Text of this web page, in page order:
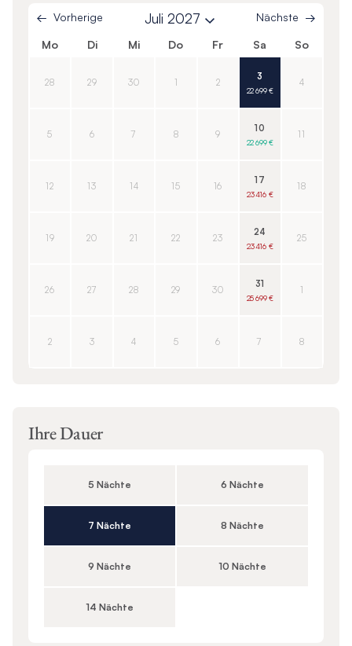
Vorherige Juli 2027 Nächste
Mo Di Mi Do Fr Sa So
28 29 30 1 2
3
22 699 €
4
5 6 7 8 9
10
22 699 €
11
12 13 14 15 16
17
23 416 €
18
19 20 21 22 23
24
23 416 €
25
26 27 28 29 30
31
25 699 €
1
2 3 4 5 6 7 8
Ihre Dauer
5 Nächte 6 Nächte
7 Nächte 8 Nächte
9 Nächte 10 Nächte
14 Nächte